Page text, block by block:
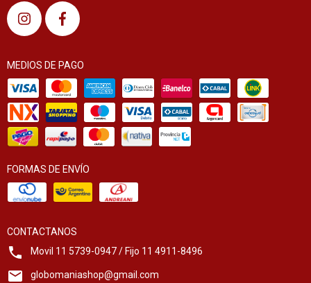
MEDIOS DE PAGO
FORMAS DE ENVÍO
CONTACTANOS
Movil 11 5739-0947 / Fijo 11 4911-8496
globomaniashop@gmail.com